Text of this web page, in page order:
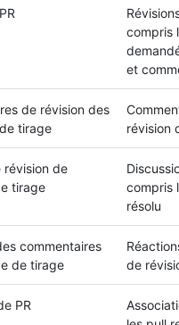
compris
et
de révision des
tirage
révision
révision de
tirage
compris
résolu
commentaires
de tirage
de
PR